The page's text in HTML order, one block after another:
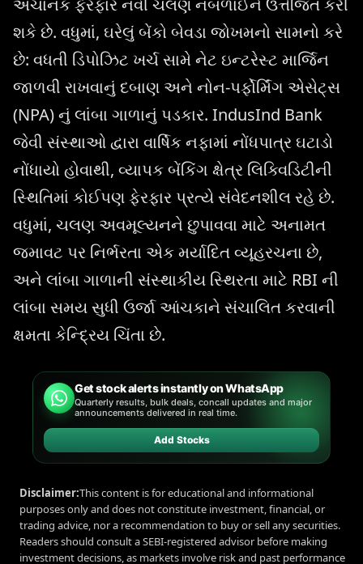
શકે છે. વધુમાં, ઘરેલું બેંકો બેવડા જોખમનો સામનો કરે
છે: વધતી ડિપોઝિટ ખર્ચ સામે નેટ ઇન્ટરેસ્ટ માર્જિન
જાળવી રાખવાનું દબાણ અને નોન-પર્ફોર્મિંગ એસેટ્સ
(NPA) નું લાંબા ગાળાનું પડકાર. IndusInd Bank
જેવી સંસ્થાઓ દ્વારા વાર્ષિક નફામાં નોંધપાત્ર ઘટાડો
નોંધાયો હોવાથી, વ્યાપક બેંકિંગ ક્ષેત્ર લિક્વિડિટીની
સ્થિતિમાં કોઈપણ ફેરફાર પ્રત્યે સંવેદનશીલ રહે છે.
વધુમાં, ચલણ અવમૂલ્યનને છુપાવવા માટે અનામત
જમાવટ પર નિર્ભરતા એક મર્યાદિત વ્યૂહરચના છે,
અને લાંબા ગાળાની સંસ્થાકીય સ્થિરતા માટે RBI ની
લાંબા સમય સુધી ઉર્જા આંચકાને સંચાલિત કરવાની
ક્ષમતા કેન્દ્રિય ચિંતા છે.
Get stock alerts instantly on WhatsApp
Quarterly results, bulk deals, concall updates and major
announcements delivered in real time.
Add Stocks
Disclaimer:This content is for educational and informational
purposes only and does not constitute investment, financial, or
trading advice, nor a recommendation to buy or sell any securities.
Readers should consult a SEBI-registered advisor before making
investment decisions, as markets involve risk and past performance